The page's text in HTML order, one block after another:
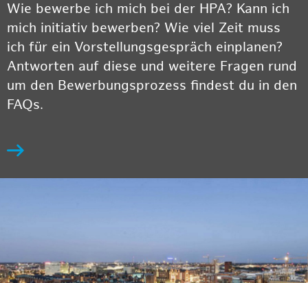
Wie bewerbe ich mich bei der HPA? Kann ich
mich initiativ bewerben? Wie viel Zeit muss
ich für ein Vorstellungsgespräch einplanen?
Antworten auf diese und weitere Fragen rund
um den Bewerbungsprozess findest du in den
FAQs.